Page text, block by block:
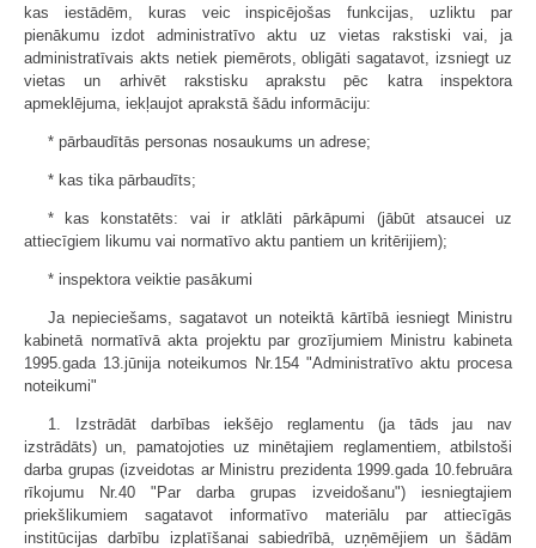
kas iestādēm, kuras veic inspicējošas funkcijas, uzliktu par
pienākumu izdot administratīvo aktu uz vietas rakstiski vai, ja
administratīvais akts netiek piemērots, obligāti sagatavot, izsniegt uz
vietas un arhivēt rakstisku aprakstu pēc katra inspektora
apmeklējuma, iekļaujot aprakstā šādu informāciju:
* pārbaudītās personas nosaukums un adrese;
* kas tika pārbaudīts;
* kas konstatēts: vai ir atklāti pārkāpumi (jābūt atsaucei uz
attiecīgiem likumu vai normatīvo aktu pantiem un kritērijiem);
* inspektora veiktie pasākumi
Ja nepieciešams, sagatavot un noteiktā kārtībā iesniegt Ministru
kabinetā normatīvā akta projektu par grozījumiem Ministru kabineta
1995.gada 13.jūnija noteikumos Nr.154 "Administratīvo aktu procesa
noteikumi"
1. Izstrādāt darbības iekšējo reglamentu (ja tāds jau nav
izstrādāts) un, pamatojoties uz minētajiem reglamentiem, atbilstoši
darba grupas (izveidotas ar Ministru prezidenta 1999.gada 10.februāra
rīkojumu Nr.40 "Par darba grupas izveidošanu") iesniegtajiem
priekšlikumiem sagatavot informatīvo materiālu par attiecīgās
institūcijas darbību izplatīšanai sabiedrībā, uzņēmējiem un šādām